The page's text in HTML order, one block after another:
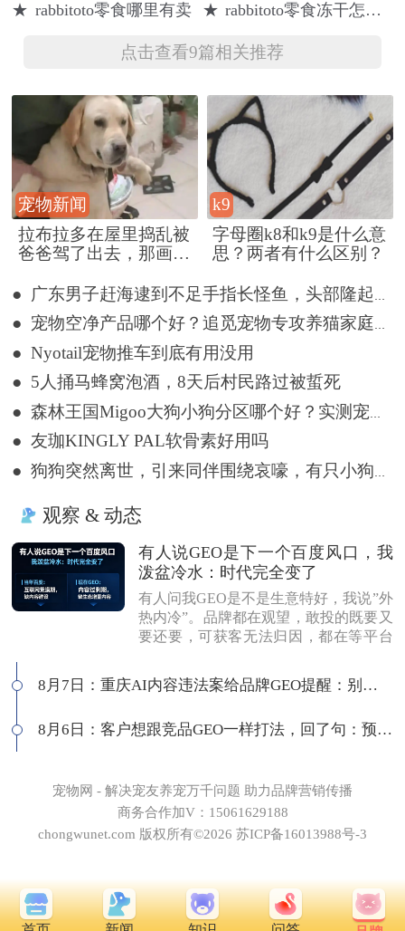
馒头，太逗了
★ rabbitoto零食哪里有卖 ★ rabbitoto零食冻干怎么样
点击查看9篇相关推荐
宠物新闻
拉布拉多在屋里捣乱被
爸爸驾了出去，那画面
k9
字母圈k8和k9是什么意
思？两者有什么区别？
● 广东男子赶海逮到不足手指长怪鱼，头部隆起像奥特曼
● 宠物空净产品哪个好？追觅宠物专攻养猫家庭浮毛难题
● Nyotail宠物推车到底有用没用
● 5人捅马蜂窝泡酒，8天后村民路过被蜇死
● 森林王国Migoo大狗小狗分区哪个好？实测宠物撒欢儿实用建议
● 友珈KINGLY PAL软骨素好用吗
● 狗狗突然离世，引来同伴围绕哀嚎，有只小狗尿都没撒完就来了
观察 & 动态
有人说GEO是下一个百度风口，我
泼盆冷水：时代完全变了
有人问我GEO是不是生意特好，我说”外
热内冷”。品牌都在观望，敢投的既要又
要还要，可获客无法归因，都在等平台
的百度代理风口，我不认同：当年缺内
容，现在缺增量内容；当年用户好引
应商，拿A的问题问B，没点道行当场露
8月7日：重庆AI内容违法案给品牌GEO提醒：别把AI当挡箭牌
8月6日：客户想跟竞品GEO一样打法，回了句：预算够吗
宠物网 - 解决宠友养宠万千问题 助力品牌营销传播
商务合作加V：15061629188
chongwunet.com 版权所有©2026 苏ICP备16013988号-3